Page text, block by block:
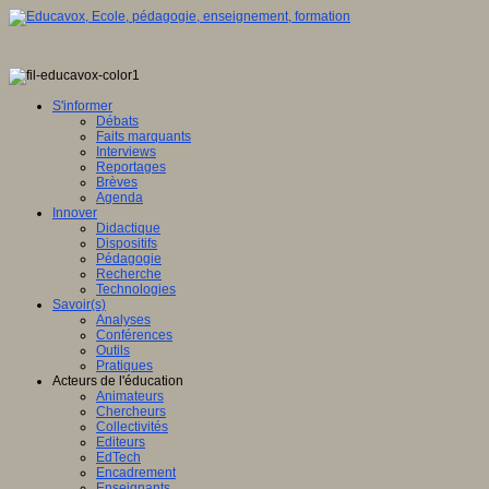
S'informer
Débats
Faits marquants
Interviews
Reportages
Brèves
Agenda
Innover
Didactique
Dispositifs
Pédagogie
Recherche
Technologies
Savoir(s)
Analyses
Conférences
Outils
Pratiques
Acteurs de l'éducation
Animateurs
Chercheurs
Collectivités
Editeurs
EdTech
Encadrement